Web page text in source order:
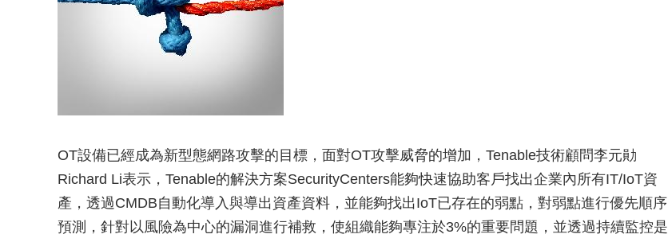
OT設備已經成為新型態網路攻擊的目標，面對OT攻擊威脅的增加，Tenable技術顧問李元勛
Richard Li表示，Tenable的解決方案SecurityCenters能夠快速協助客戶找出企業內所有IT/IoT資
產，透過CMDB自動化導入與導出資產資料，並能夠找出IoT已存在的弱點，對弱點進行優先順序
預測，針對以風險為中心的漏洞進行補救，使組織能夠專注於3%的重要問題，並透過持續監控是